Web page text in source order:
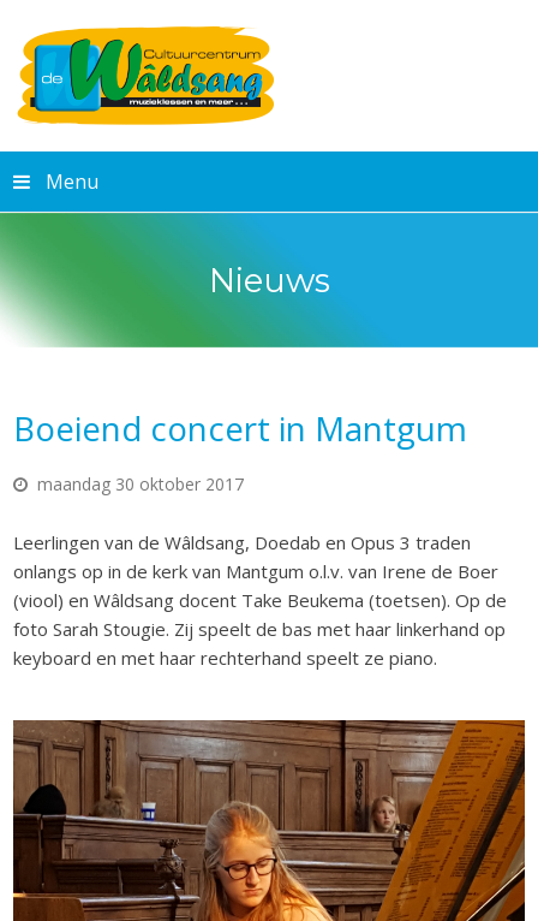
Menu
Nieuws
Boeiend concert in Mantgum
maandag 30 oktober 2017
Leerlingen van de Wâldsang, Doedab en Opus 3 traden
onlangs op in de kerk van Mantgum o.l.v. van Irene de Boer
(viool) en Wâldsang docent Take Beukema (toetsen). Op de
foto Sarah Stougie. Zij speelt de bas met haar linkerhand op
keyboard en met haar rechterhand speelt ze piano.